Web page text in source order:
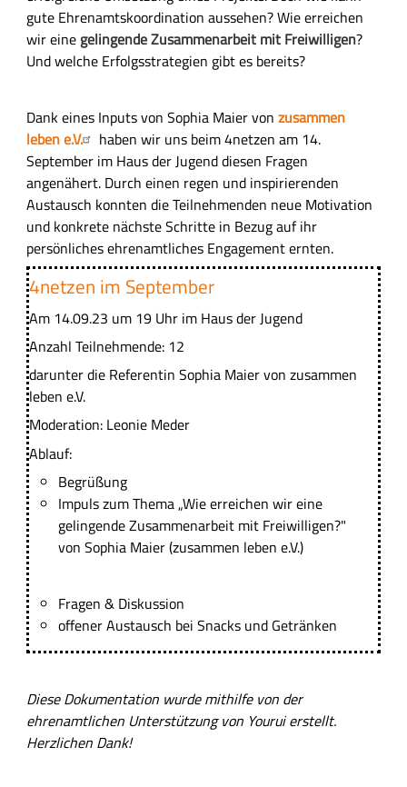
e
l
d
gute Ehrenamtskoordination aussehen? Wie erreichen
wir einegelingende Zusammenarbeit mit Freiwilligen?
Und welche Erfolgsstrategien gibt es bereits?
Dank eines Inputs von Sophia Maier von zusammen
leben e.V.
haben wir uns beim 4netzen am 14.
September im Haus der Jugend diesen Fragen
angenähert. Durch einen regen und inspirierenden
Austausch konnten die Teilnehmenden neue Motivation
und konkrete nächste Schritte in Bezug auf ihr
persönliches ehrenamtliches Engagement ernten.
4netzen im September
Am 14.09.23 um 19 Uhr im Haus der Jugend
Anzahl Teilnehmende: 12
darunter die Referentin Sophia Maier von zusammen
leben e.V.
Moderation: Leonie Meder
Ablauf:
Begrüßung
Impuls zum Thema „Wie erreichen wir eine
gelingende Zusammenarbeit mit Freiwilligen?"
von Sophia Maier (zusammen leben e.V.)
Fragen & Diskussion
offener Austausch bei Snacks und Getränken
Diese Dokumentation wurde mithilfe von der
ehrenamtlichen Unterstützung von Yourui erstellt.
Herzlichen Dank!